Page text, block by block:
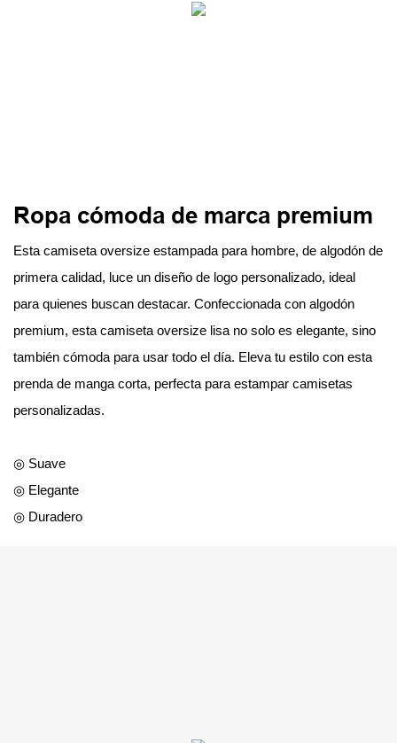
Ropa cómoda de marca premium
Esta camiseta oversize estampada para hombre, de algodón de
primera calidad, luce un diseño de logo personalizado, ideal
para quienes buscan destacar. Confeccionada con algodón
premium, esta camiseta oversize lisa no solo es elegante, sino
también cómoda para usar todo el día. Eleva tu estilo con esta
prenda de manga corta, perfecta para estampar camisetas
personalizadas.
◎ Suave
◎ Elegante
◎ Duradero